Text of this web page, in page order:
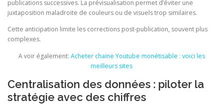
publications successives. La prévisualisation permet d’éviter une
juxtaposition maladroite de couleurs ou de visuels trop similaires.
Cette anticipation limite les corrections post-publication, souvent plus
complexes.
A voir également: Acheter chaine Youtube monétisable : voici les
meilleurs sites
Centralisation des données : piloter la
stratégie avec des chiffres